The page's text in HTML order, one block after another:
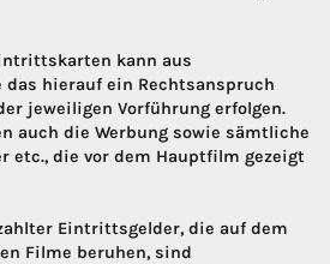
kann aus
das hierauf ein Rechtsanspruch
jeweiligen Vorführung erfolgen.
auch die Werbung sowie sämtliche
etc., die vor dem Hauptfilm gezeigt
Eintrittsgelder, die auf dem
Filme beruhen, sind